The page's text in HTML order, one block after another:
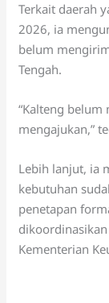
Terkait daerah
2026, ia
belum
Tengah.
“Kalteng belum
mengajukan,”
Lebih lanjut, ia
kebutuhan
penetapan
dikoordinasikan
Kementerian